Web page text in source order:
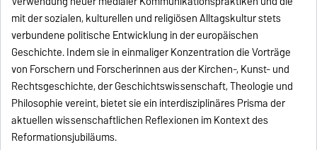
mit der sozialen, kulturellen und religiösen Alltagskultur stets
verbundene politische Entwicklung in der europäischen
Geschichte. Indem sie in einmaliger Konzentration die Vorträge
von Forschern und Forscherinnen aus der Kirchen-, Kunst- und
Rechtsgeschichte, der Geschichtswissenschaft, Theologie und
Philosophie vereint, bietet sie ein interdisziplinäres Prisma der
aktuellen wissenschaftlichen Reflexionen im Kontext des
Reformationsjubiläums.